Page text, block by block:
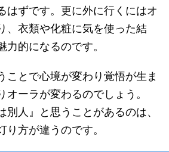
はずです。更に外に行くにはオ
、衣類や化粧に気を使った結
的になるのです。
ことで心境が変わり覚悟が生ま
オーラが変わるのでしょう。
別人』と思うことがあるのは、
り方が違うのです。